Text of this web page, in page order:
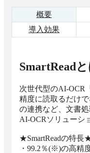
概要
導入効果
SmartRead
次世代型のAI-OCR
精度に読取るだけ
の連携など、文書
AI-OCRソリューシ
★SmartReadの特長
・99.2％(※)の高精